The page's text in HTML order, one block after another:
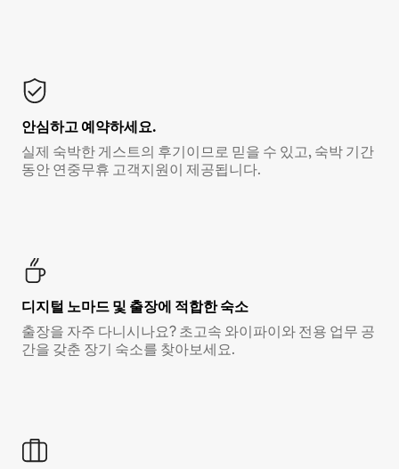
안심하고 예약하세요.
실제 숙박한 게스트의 후기이므로 믿을 수 있고, 숙박 기간
동안 연중무휴 고객지원이 제공됩니다.
디지털 노마드 및 출장에 적합한 숙소
출장을 자주 다니시나요? 초고속 와이파이와 전용 업무 공
간을 갖춘 장기 숙소를 찾아보세요.